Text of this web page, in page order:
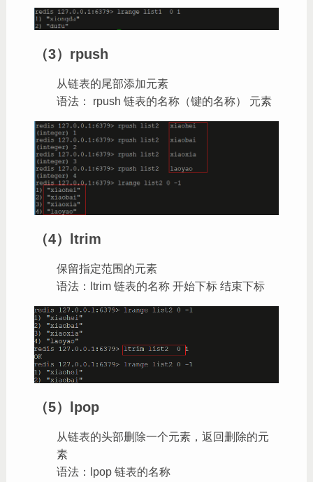
（3）rpush
从链表的尾部添加元素
语法： rpush 链表的名称（键的名称） 元素
（4）ltrim
保留指定范围的元素
语法：ltrim 链表的名称 开始下标 结束下标
（5）lpop
从链表的头部删除一个元素，返回删除的元
素
语法：lpop 链表的名称